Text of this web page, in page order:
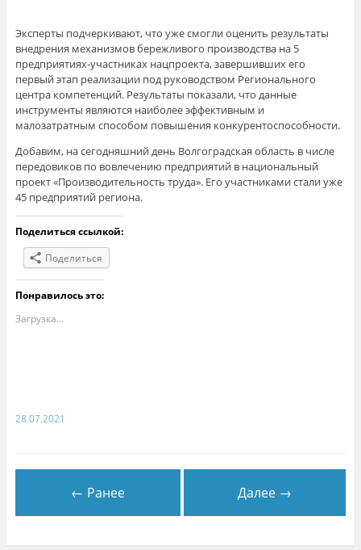
Эксперты подчеркивают, что уже смогли оценить результаты
внедрения механизмов бережливого производства на 5
предприятиях-участниках нацпроекта, завершивших его
первый этап реализации под руководством Регионального
центра компетенций. Результаты показали, что данные
инструменты являются наиболее эффективным и
малозатратным способом повышения конкурентоспособности.
Добавим, на сегодняшний день Волгоградская область в числе
передовиков по вовлечению предприятий в национальный
проект «Производительность труда». Его участниками стали уже
45 предприятий региона.
Поделиться ссылкой:
Поделиться
Понравилось это:
Загрузка...
28.07.2021
← Ранее Далее →